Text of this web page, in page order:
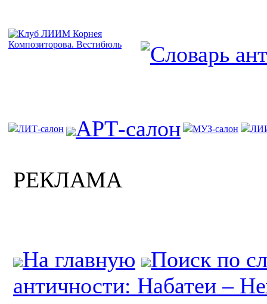
ЛИТ-салон АРТ-салон МУЗ-салон
РЕКЛАМА
На главную
Поиск по
античности: Набатеи –